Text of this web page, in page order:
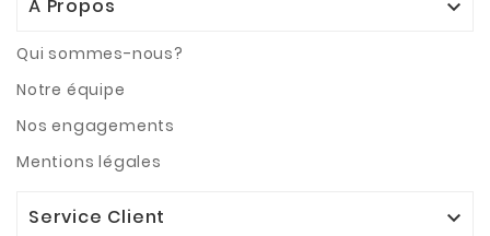
À Propos 
Qui sommes-nous?
Notre équipe
Nos engagements
Mentions légales
Service Client 